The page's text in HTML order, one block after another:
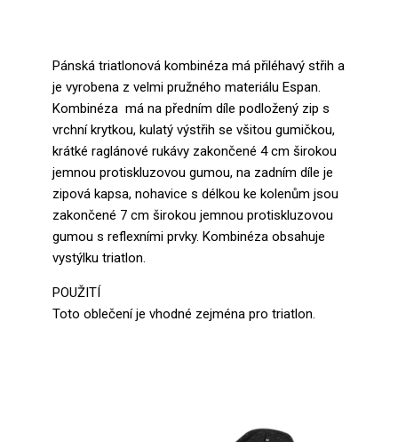
Pánská triatlonová kombinéza má přiléhavý střih a
je vyrobena z velmi pružného materiálu Espan.
Kombinéza má na předním díle podložený zip s
vrchní krytkou, kulatý výstřih se všitou gumičkou,
krátké raglánové rukávy zakončené 4 cm širokou
jemnou protiskluzovou gumou, na zadním díle je
zipová kapsa, nohavice s délkou ke kolenům jsou
zakončené 7 cm širokou jemnou protiskluzovou
gumou s reflexními prvky. Kombinéza obsahuje
vystýlku triatlon.
POUŽITÍ
Toto oblečení je vhodné zejména pro triatlon.